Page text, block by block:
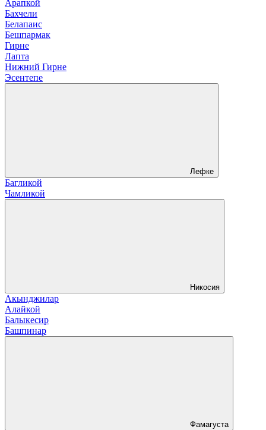
Арапкой
Бахчели
Белапаис
Бешпармак
Гирне
Лапта
Нижний Гирне
Эсентепе
Лефке
Багликой
Чамликой
Никосия
Акынджилар
Алайкой
Балыкесир
Башпинар
Фамагуста